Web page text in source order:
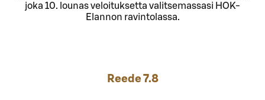
joka 10. lounas veloituksetta valitsemassasi HOK-
Elannon ravintolassa.
Reede 7.8